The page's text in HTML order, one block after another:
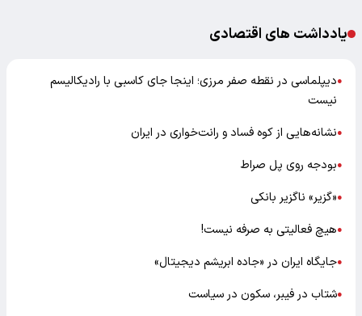
یادداشت های اقتصادی
●دیپلماسی در نقطه صفر مرزی؛ اینجا جای کاسبی با رادیکالیسم
نیست
●نشانه‌هایی از کوه فساد و رانت‌خواری در ایران
●بودجه روی پل صراط
●«گزیر» ناگزیر بانکی
●هیچ فعالیتی به صرفه نیست!
●جایگاه ایران در «جاده ابریشم دیجیتال»
●شتاب در فیبر، سکون در سیاست